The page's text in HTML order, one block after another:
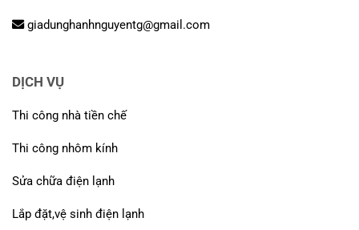
giadunghanhnguyentg@gmail.com
DỊCH VỤ
Thi công nhà tiền chế
Thi công nhôm kính
Sửa chữa điện lạnh
Lắp đặt,vệ sinh điện lạnh